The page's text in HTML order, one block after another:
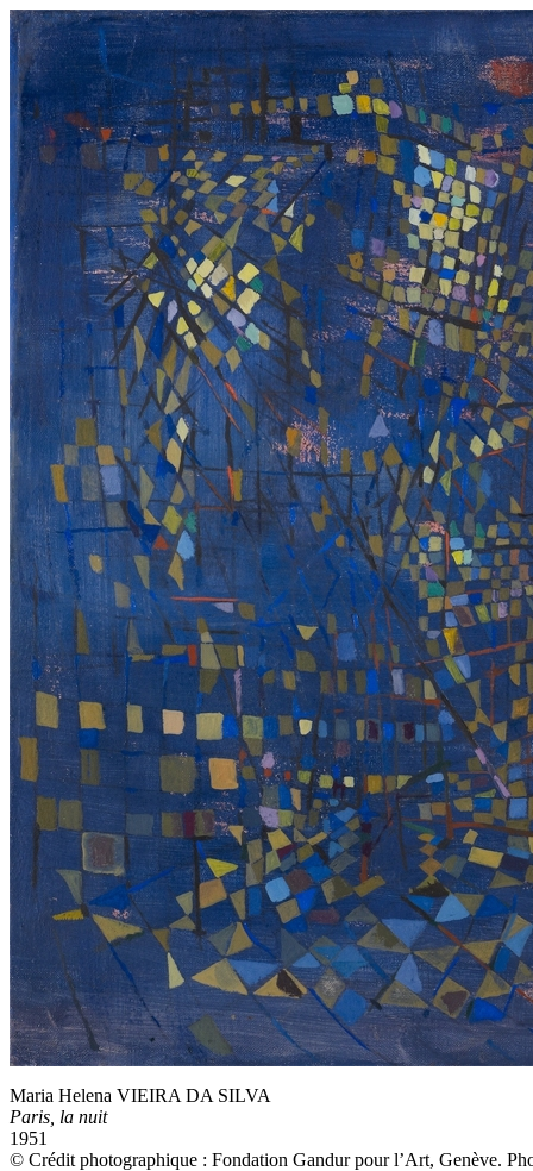
Maria Helena VIEIRA DA SILVA
Paris, la nuit
1951
© Crédit photographique : Fondation Gandur pour l’Art, Genève.